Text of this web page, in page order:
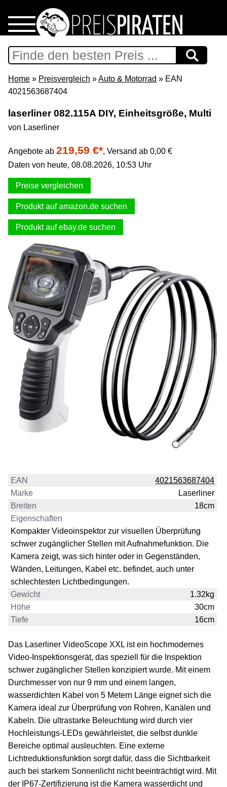
Home
Download
Support & Newsletter
Presse
Datenschutz
Impressum
Home » Preisvergleich »Auto & Motorrad » EAN
4021563687404
laserliner 082.115A DIY, Einheitsgröße, Multi
von Laserliner
Angebote ab 219,59 €*, Versand ab 0,00 €
Daten von heute, 08.08.2026, 10:53 Uhr
Preise vergleichen
Produkt auf amazon.de suchen
Produkt auf ebay.de suchen
EAN
4021563687404
Marke
Laserliner
Breiten
18cm
Eigenschaften
Kompakter Videoinspektor zur visuellen Überprüfung
schwer zugänglicher Stellen mit Aufnahmefunktion. Die
Kamera zeigt, was sich hinter oder in Gegenständen,
Wänden, Leitungen, Kabel etc. befindet, auch unter
schlechtesten Lichtbedingungen.
Gewicht
1.32kg
Höhe
30cm
Tiefe
16cm
Das Laserliner VideoScope XXL ist ein hochmodernes
Video-Inspektionsgerät, das speziell für die Inspektion
schwer zugänglicher Stellen konzipiert wurde. Mit einem
Durchmesser von nur 9 mm und einem langen,
wasserdichten Kabel von 5 Metern Länge eignet sich die
Kamera ideal zur Überprüfung von Rohren, Kanälen und
Kabeln. Die ultrastarke Beleuchtung wird durch vier
Hochleistungs-LEDs gewährleistet, die selbst dunkle
Bereiche optimal ausleuchten. Eine externe
Lichtreduktionsfunktion sorgt dafür, dass die Sichtbarkeit
auch bei starkem Sonnenlicht nicht beeinträchtigt wird. Mit
der IP67-Zertifizierung ist die Kamera wasserdicht und